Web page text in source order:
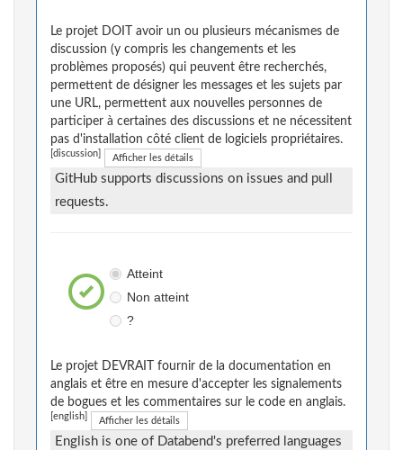
Le projet DOIT avoir un ou plusieurs mécanismes de
discussion (y compris les changements et les
problèmes proposés) qui peuvent être recherchés,
permettent de désigner les messages et les sujets par
une URL, permettent aux nouvelles personnes de
participer à certaines des discussions et ne nécessitent
pas d'installation côté client de logiciels propriétaires.
[discussion] Afficher les détails
GitHub supports discussions on issues and pull
requests.
Atteint
Non atteint
?
Le projet DEVRAIT fournir de la documentation en
anglais et être en mesure d'accepter les signalements
de bogues et les commentaires sur le code en anglais.
[english] Afficher les détails
English is one of Databend's preferred languages